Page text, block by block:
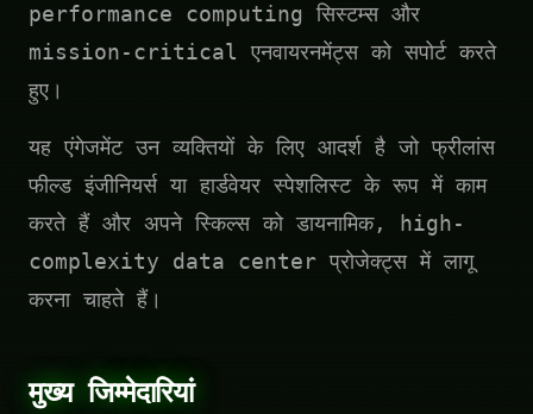
performance computing सिस्टम्स और
mission-critical एनवायरनमेंट्स को सपोर्ट करते
हुए।
यह एंगेजमेंट उन व्यक्तियों के लिए आदर्श है जो फ्रीलांस
फील्ड इंजीनियर्स या हार्डवेयर स्पेशलिस्ट के रूप में काम
करते हैं और अपने स्किल्स को डायनामिक, high-
complexity data center प्रोजेक्ट्स में लागू
करना चाहते हैं।
मुख्य जिम्मेदारियां